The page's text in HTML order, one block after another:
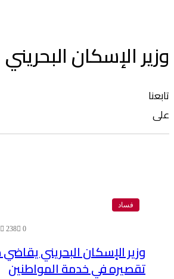
وزير الإسكان البحريني
فساد
0
238
وزير الإسكان البحريني
تقصيره في خدمة المواطنين
تابعنا
على